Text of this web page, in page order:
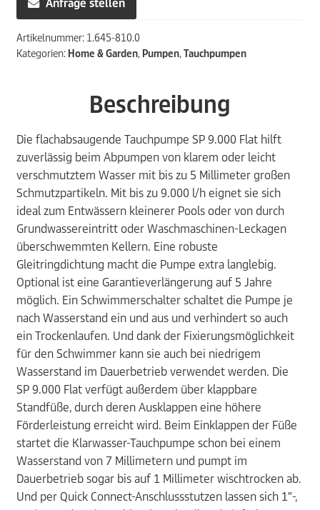
Anfrage stellen
Artikelnummer: 1.645-810.0
Kategorien: Home & Garden, Pumpen,Tauchpumpen
Beschreibung
Die flachabsaugende Tauchpumpe SP 9.000 Flat hilft
zuverlässig beim Abpumpen von klarem oder leicht
verschmutztem Wasser mit bis zu 5 Millimeter großen
Schmutzpartikeln. Mit bis zu 9.000 l/h eignet sie sich
ideal zum Entwässern kleinerer Pools oder von durch
Grundwassereintritt oder Waschmaschinen-Leckagen
überschwemmten Kellern. Eine robuste
Gleitringdichtung macht die Pumpe extra langlebig.
Optional ist eine Garantieverlängerung auf 5 Jahre
möglich. Ein Schwimmerschalter schaltet die Pumpe je
nach Wasserstand ein und aus und verhindert so auch
ein Trockenlaufen. Und dank der Fixierungsmöglichkeit
für den Schwimmer kann sie auch bei niedrigem
Wasserstand im Dauerbetrieb verwendet werden. Die
SP 9.000 Flat verfügt außerdem über klappbare
Standfüße, durch deren Ausklappen eine höhere
Förderleistung erreicht wird. Beim Einklappen der Füße
startet die Klarwasser-Tauchpumpe schon bei einem
Wasserstand von 7 Millimetern und pumpt im
Dauerbetrieb sogar bis auf 1 Millimeter wischtrocken ab.
Und per Quick Connect-Anschlussstutzen lassen sich 1″-,